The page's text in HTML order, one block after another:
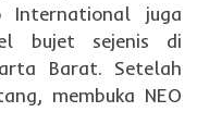
International juga
bujet sejenis di
Barat. Setelah
membuka NEO